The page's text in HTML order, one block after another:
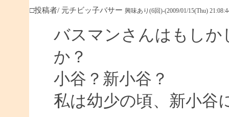
□投稿者/ 元チビッ子バサー 興味あり(6回)-(2009/01/15(Thu)
バスマンさんはもしか
か？
小谷？新小谷？
私は幼少の頃、新小谷